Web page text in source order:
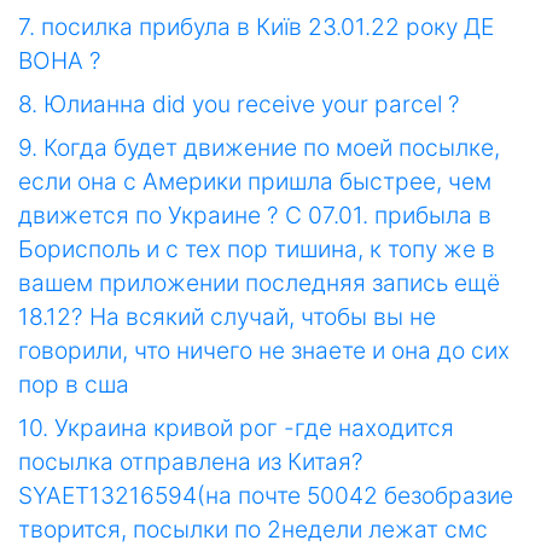
7. посилка прибула в Київ 23.01.22 року ДЕ
ВОНА ?
8. Юлианна did you receive your parcel ?
9. Когда будет движение по моей посылке,
если она с Америки пришла быстрее, чем
движется по Украине ? С 07.01. прибыла в
Борисполь и с тех пор тишина, к топу же в
вашем приложении последняя запись ещё
18.12? На всякий случай, чтобы вы не
говорили, что ничего не знаете и она до сих
пор в сша
10. Украина кривой рог -где находится
посылка отправлена из Китая?
SYAET13216594(на почте 50042 безобразие
творится, посылки по 2недели лежат смс